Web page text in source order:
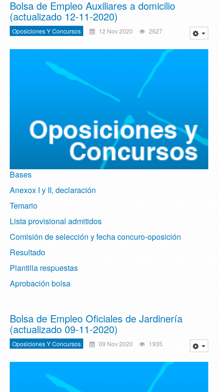
Bolsa de Empleo Auxiliares a domicilio
(actualizado 12-11-2020)
Oposiciones Y Concursos 12 Nov 2020 2627
Bases
Anexox I y II, declaración
Temario
Lista provisional admitidos
Comisión de selección y fecha concuro-oposición
Resultado
Plantilla respuestas
Aprobación bolsa
Bolsa de Empleo Oficiales de Jardinería
(actualizado 09-11-2020)
Oposiciones Y Concursos 09 Nov 2020 1935